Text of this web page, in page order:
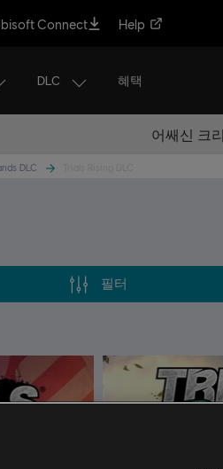
Connect Help
DLC 혜택
어쌔신 크
DLC
필터